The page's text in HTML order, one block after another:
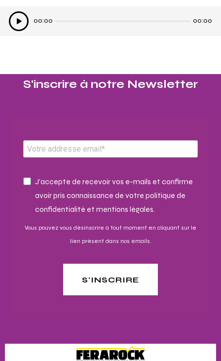
Lecteur
audio
00:00 00:00
S'inscrire à notre Newsletter​
J'accepte de recevoir vos e-mails et confirme
avoir pris connaissance de votre politique de
confidentialité et mentions légales.
Vous pouvez vous désinscrire à tout moment en cliquant sur le
lien présent dans nos emails.
S'INSCRIRE